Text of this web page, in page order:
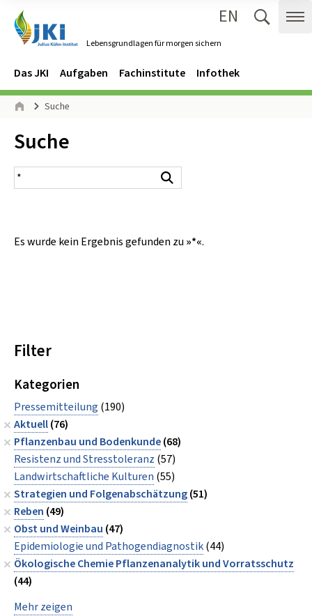
Lebensgrundlagen für morgen sichern
EN
Navigation
Hauptmenü
Das JKI Aufgaben Fachinstitute Infothek
Seitenpfad
Suche
Inhalt:
Suche
Suchergebnis
Es wurde kein Ergebnis gefunden zu »*«.
Filter
Kategorien
Pressemitteilung (190)
Aktuell(76)
Pflanzenbau und Bodenkunde(68)
Resistenz und Stresstoleranz (57)
Landwirtschaftliche Kulturen (55)
Strategien und Folgenabschätzung(51)
Reben (49)
Obst und Weinbau (47)
Epidemiologie und Pathogendiagnostik(44)
Ökologische Chemie Pflanzenanalytik und Vorratsschutz
(44)
Mehr zeigen